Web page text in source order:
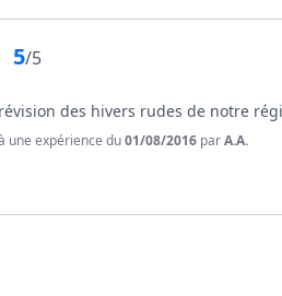
5/5
des hivers rudes de notre
une expérience du01/08/2016 parA.A.